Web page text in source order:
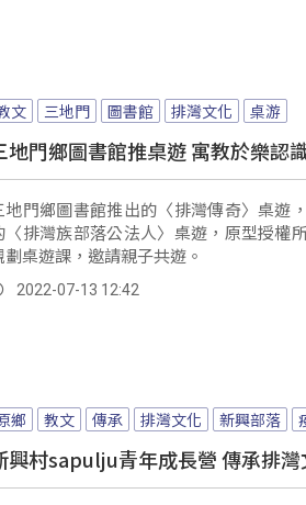
文 三地門 圖書館 排灣文化 桌游
地門鄉圖書館推桌遊 寓教於樂認
地門鄉圖書館推出的〈排灣傳奇〉桌遊
〈排灣族部落公法人〉桌遊，原型授權
劃桌遊課，邀請親子共遊。
2022-07-13 12:42
鄉 教文 傳承 排灣文化 新興部落
興村sapulju青年成長營 傳承排灣